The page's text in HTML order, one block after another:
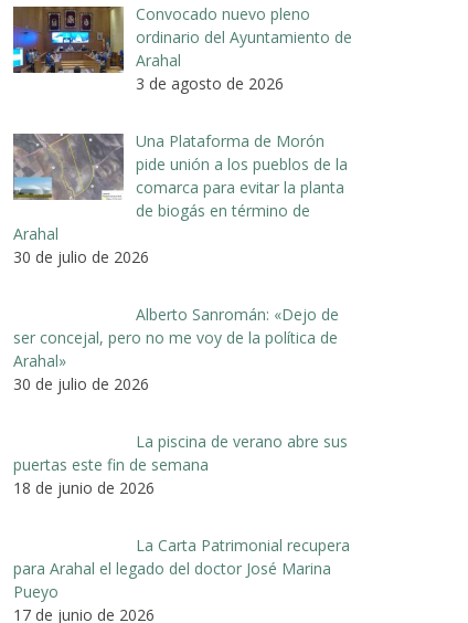
Convocado nuevo pleno
ordinario del Ayuntamiento de
Arahal
3 de agosto de 2026
Una Plataforma de Morón
pide unión a los pueblos de la
comarca para evitar la planta
de biogás en término de
Arahal
30 de julio de 2026
Alberto Sanromán: «Dejo de
ser concejal, pero no me voy de la política de
Arahal»
30 de julio de 2026
La piscina de verano abre sus
puertas este fin de semana
18 de junio de 2026
La Carta Patrimonial recupera
para Arahal el legado del doctor José Marina
Pueyo
17 de junio de 2026